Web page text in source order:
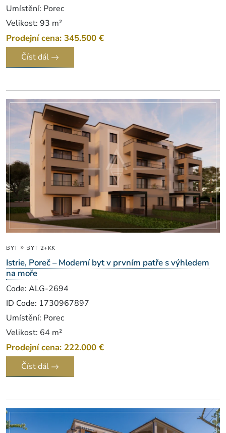
Umístění: Porec
Velikost: 93 m²
Prodejní cena: 345.500 €
Číst dál
BYT » BYT 2+KK
Istrie, Poreč – Moderní byt v prvním patře s výhledem
na moře
Code: ALG-2694
ID Code: 1730967897
Umístění: Porec
Velikost: 64 m²
Prodejní cena: 222.000 €
Číst dál